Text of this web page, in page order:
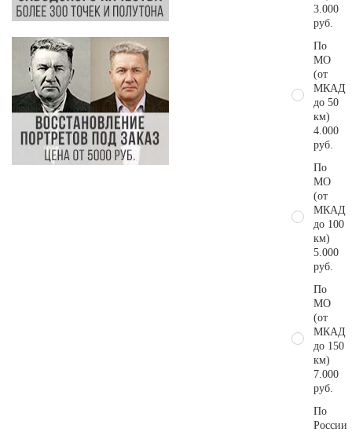
3.000
руб.
По
МО
(от
МКАД
до 50
км)
4.000
руб.
По
МО
(от
МКАД
до 100
км)
5.000
руб.
По
МО
(от
МКАД
до 150
км)
7.000
руб.
По
России